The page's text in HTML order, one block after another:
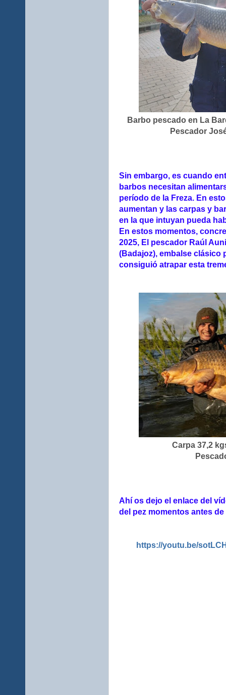
Barbo pescado en La
Pescador
Sin embargo, es cuando
barbos necesitan
período de la Freza. En
aumentan y las carpas y
en la que intuyan pueda
En estos momentos,
2025, El pescador Raúl
(Badajoz), embalse clásico
consiguió atrapar esta
Carpa 37,2
Ahí os dejo el enlace del
del pez momentos antes
https://youtu.be/